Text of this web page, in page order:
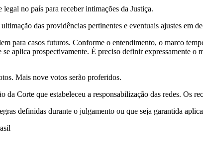
no país para receber intimações da Justiça.
das providências pertinentes e eventuais ajustes em
para casos futuros. Conforme o entendimento, o marco
aplica prospectivamente. É preciso definir expressamente o
Mais nove votos serão proferidos.
da Corte que estabeleceu a responsabilização das redes. Os
definidas durante o julgamento ou que seja garantida